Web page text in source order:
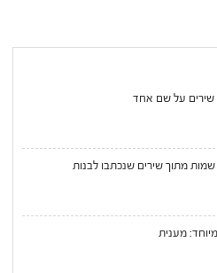
שירים על שם אחד
שמות מתוך שירים שנכתבו לבנות
מענית